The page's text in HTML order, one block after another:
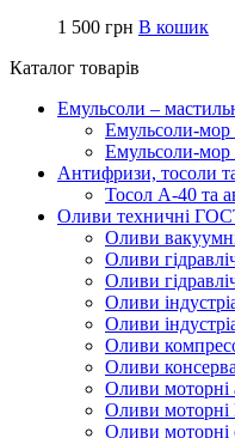
1 500 грн В кошик
Каталог товарів
Емульсоли –
Емульсоли-мор
Емульсоли-мор
Антифризи, тосоли
Тосол А-40 та
Оливи техничні
Оливи
Оливи
Оливи
Оливи
Оливи
Оливи
Оливи
Оливи моторні
Оливи
Оливи моторні